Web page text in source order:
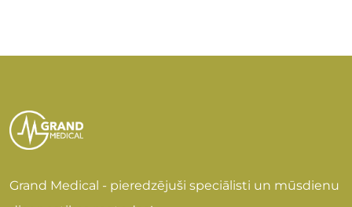
Grand Medical - pieredzējuši speciālisti un mūsdienu